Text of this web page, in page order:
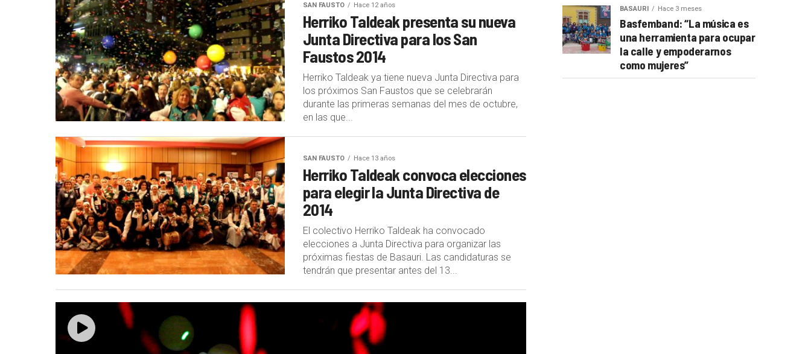
SAN FAUSTO Hace 12 años
Herriko Taldeak presenta su nueva
Junta Directiva para los San
Faustos 2014
Herriko Taldeak ya tiene nueva Junta Directiva para
los próximos San Faustos que se celebrarán
durante las primeras semanas del mes de octubre,
en las que...
SAN FAUSTO Hace 13 años
Herriko Taldeak convoca elecciones
para elegir la Junta Directiva de
2014
El colectivo Herriko Taldeak ha convocado
elecciones a Junta Directiva para organizar las
próximas fiestas de Basauri. Las candidaturas se
tendrán que presentar antes del 13...
BASAURI Hace 3 meses
Basfemband: “La música es
una herramienta para ocupar
la calle y empoderarnos
como mujeres”